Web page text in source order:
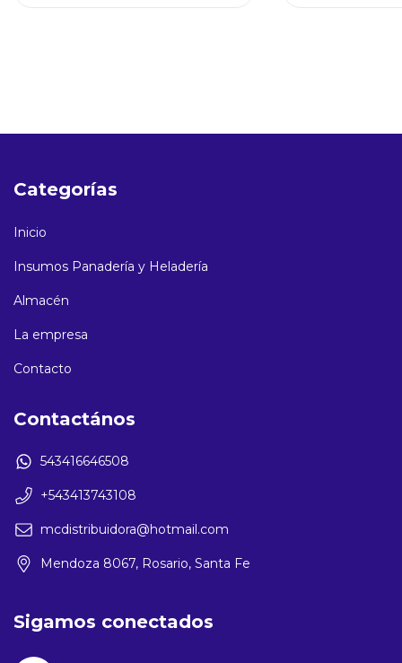
Categorías
Inicio
Insumos Panadería y Heladería
Almacén
La empresa
Contacto
Contactános
543416646508
+543413743108
mcdistribuidora@hotmail.com
Mendoza 8067, Rosario, Santa Fe
Sigamos conectados